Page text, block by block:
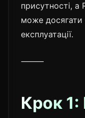
присутності, а
може
експлуатації.
⸻
Крок 1: